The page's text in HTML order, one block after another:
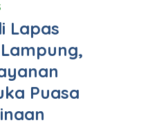
Lapas
Puasa